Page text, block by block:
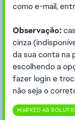
como e-mail,
Observação:
cinza
da sua conta na
escolhendo a
fazer login e
não seja o
MARKED AS